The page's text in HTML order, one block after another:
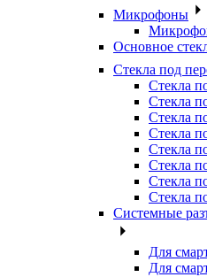
Микрофоны
Основное
Стекла под
Стекла
Стекла
Стекла
Стекла
Стекла
Стекла
Стекла
Стекла
Системные
Для
Для